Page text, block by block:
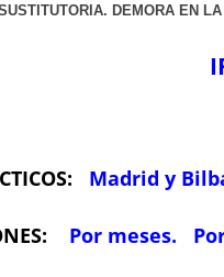
DEMORA EN
Madrid y
Por meses.